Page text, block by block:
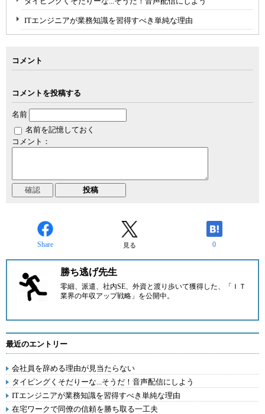
ITエンジニアが業務知識を習得すべき単純な理由
コメント
コメントを投稿する
名前
名前を記憶しておく
コメント：
Share 見る 0
勝ち逃げ先生
零細、派遣、社内SE、外資と渡り歩いて獲得した、「ＩＴ
業界の年収アップ戦略」を公開中。
最近のエントリー
会社員を辞める理由が見当たらない
タイピングくそだりーな...そうだ！音声配信にしよう
ITエンジニアが業務知識を習得すべき単純な理由
在宅ワークで同僚の信頼を勝ち取る一工夫